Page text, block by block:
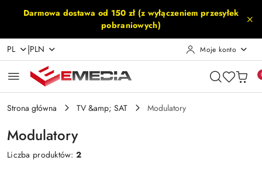
Przejdź do treści głównej
Przejdź do wyszukiwarki
Przejdź do moje konto
Przejdź do menu głównego
Przejdź do stopki
Darmowa dostawa od 150 zł (z wyłączeniem przesyłek
pobraniowych)
PL |PLN Moje konto
Strona główna TV &amp; SAT Modulatory
Modulatory
Liczba produktów:2